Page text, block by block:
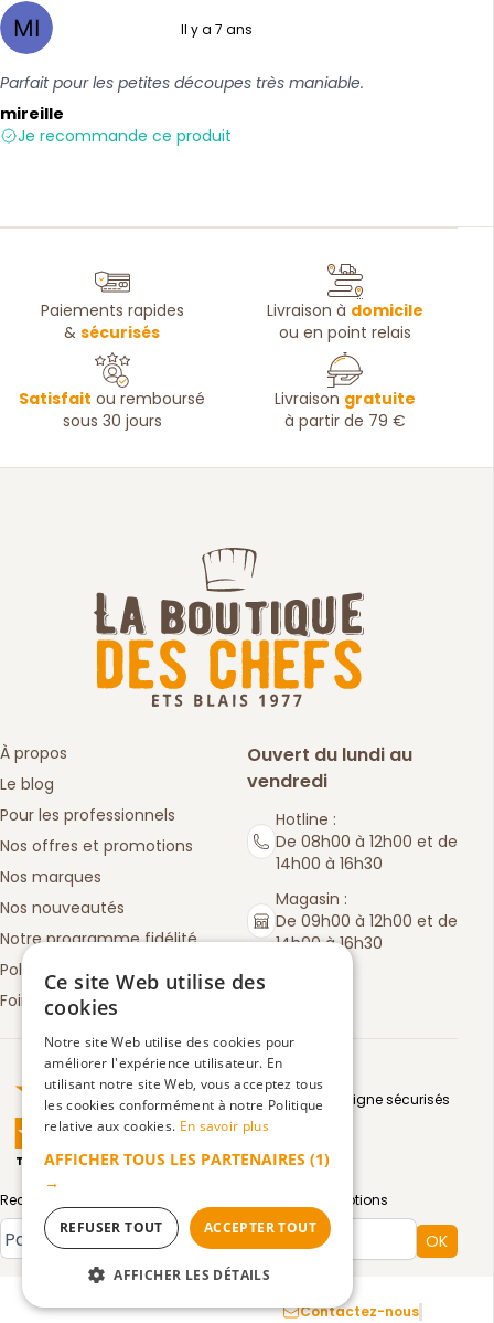
Il y a 7 ans
Parfait pour les petites découpes très maniable.
mireille
Je recommande ce produit
Paiements rapides
&sécurisés
Livraison à domicile
ou en point relais
Satisfait ou remboursé
sous 30 jours
Livraison gratuite
à partir de 79 €
À propos
Le blog
Pour les professionnels
Nos offres et promotions
Nos marques
Nos nouveautés
Notre programme fidélité
Politique de retours
Foire aux questions
Ouvert du lundi au
vendredi
Hotline :
De 08h00 à 12h00 et de
14h00 à 16h30
Magasin :
De 09h00 à 12h00 et de
14h00 à 16h30
Truspilot : La Boutique des chefs
TrustScore4.5 | 3083avis
Moyens de paiement en ligne sécurisés
Recevez par email toute notre actualité et nos promotions
Type de compte OK
Contactez-nousFacebook
Instagram
Ce site Web utilise des
cookies
Notre site Web utilise des cookies pour
améliorer l'expérience utilisateur. En
utilisant notre site Web, vous acceptez tous
les cookies conformément à notre Politique
relative aux cookies. En savoir plus
AFFICHER TOUS LES PARTENAIRES (1)
→
ACCEPTER TOUT
REFUSER TOUT
AFFICHER LES DÉTAILS
STRICTEMENT NÉCESSAIRES